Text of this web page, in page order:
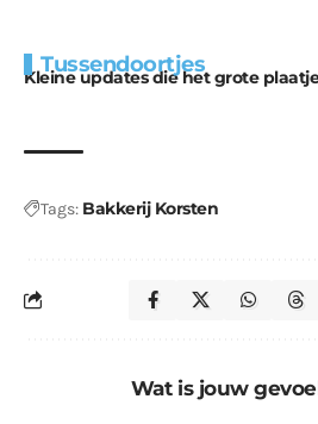
Tussendoortjes
Kleine updates die het grote
voor kabouters
Tags: Bakkerij Korsten
Wat is jouw